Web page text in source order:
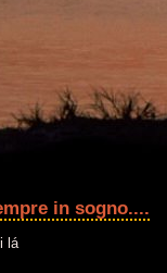
in sogno....
lá